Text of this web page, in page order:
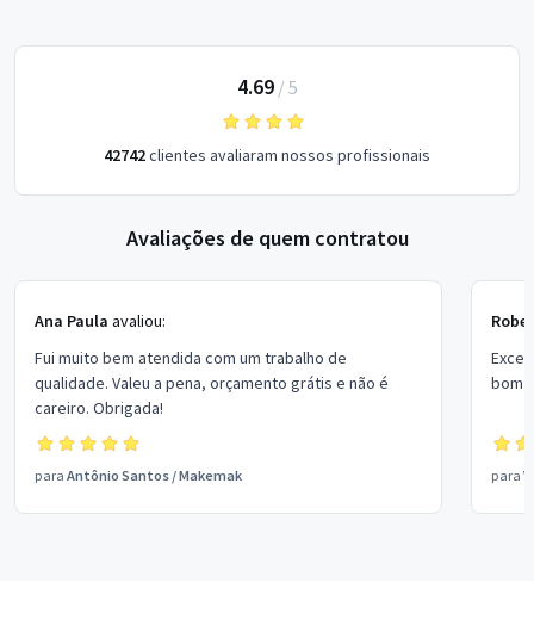
4.69/ 5
42742clientes avaliaram nossos profissionais
Avaliações de quem contratou
Ana Paula avaliou:
Fui muito bem atendida com um trabalho de
qualidade. Valeu a pena, orçamento grátis e não é
careiro. Obrigada!
para Antônio Santos /Makemak
bom
para